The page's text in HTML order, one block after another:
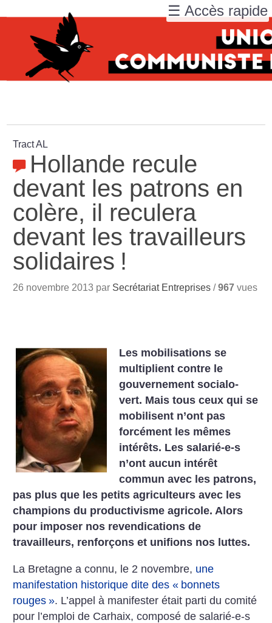
Tract AL
Hollande recule
devant les patrons en
colère, il reculera
devant les travailleurs
solidaires !
26 novembre 2013 par Secrétariat Entreprises /967 vues
Les mobilisations se
multiplient contre le
gouvernement socialo-
vert. Mais tous ceux qui se
mobilisent n’ont pas
forcément les mêmes
intérêts. Les salarié-e-s
n’ont aucun intérêt
commun avec les patrons,
pas plus que les petits agriculteurs avec les
champions du productivisme agricole. Alors
pour imposer nos revendications de
travailleurs, renforçons et unifions nos luttes.
La Bretagne a connu, le 2 novembre, une
manifestation historique dite des « bonnets
rouges ». L’appel à manifester était parti du comité
pour l’emploi de Carhaix, composé de salarié-e-s
☰ Accès rapide